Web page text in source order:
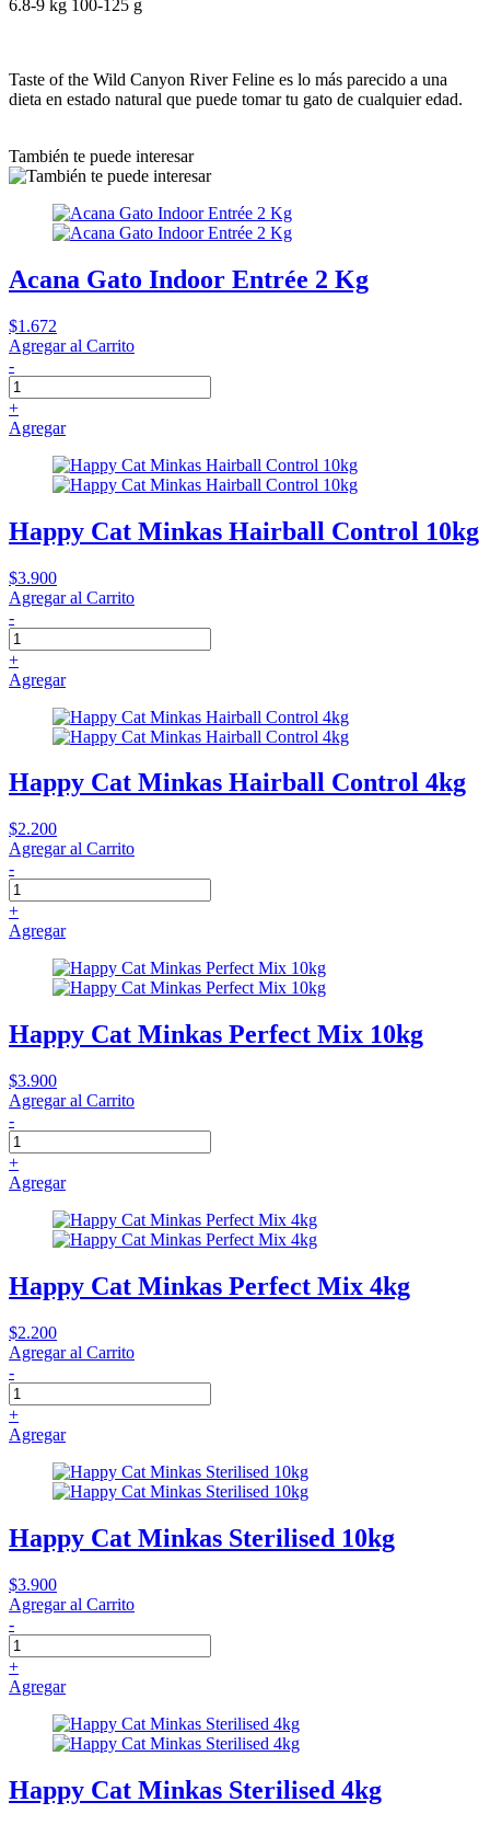
6.8-9 kg 100-125 g
Taste of the Wild Canyon River Feline es lo más parecido a una
dieta en estado natural que puede tomar tu gato de cualquier edad.
También te puede interesar
Acana Gato Indoor Entrée 2 Kg
$1.672
Agregar al Carrito
-
+
Agregar
Happy Cat Minkas Hairball Control 10kg
$3.900
Agregar al Carrito
-
+
Agregar
Happy Cat Minkas Hairball Control 4kg
$2.200
Agregar al Carrito
-
+
Agregar
Happy Cat Minkas Perfect Mix 10kg
$3.900
Agregar al Carrito
-
+
Agregar
Happy Cat Minkas Perfect Mix 4kg
$2.200
Agregar al Carrito
-
+
Agregar
Happy Cat Minkas Sterilised 10kg
$3.900
Agregar al Carrito
-
+
Agregar
Happy Cat Minkas Sterilised 4kg